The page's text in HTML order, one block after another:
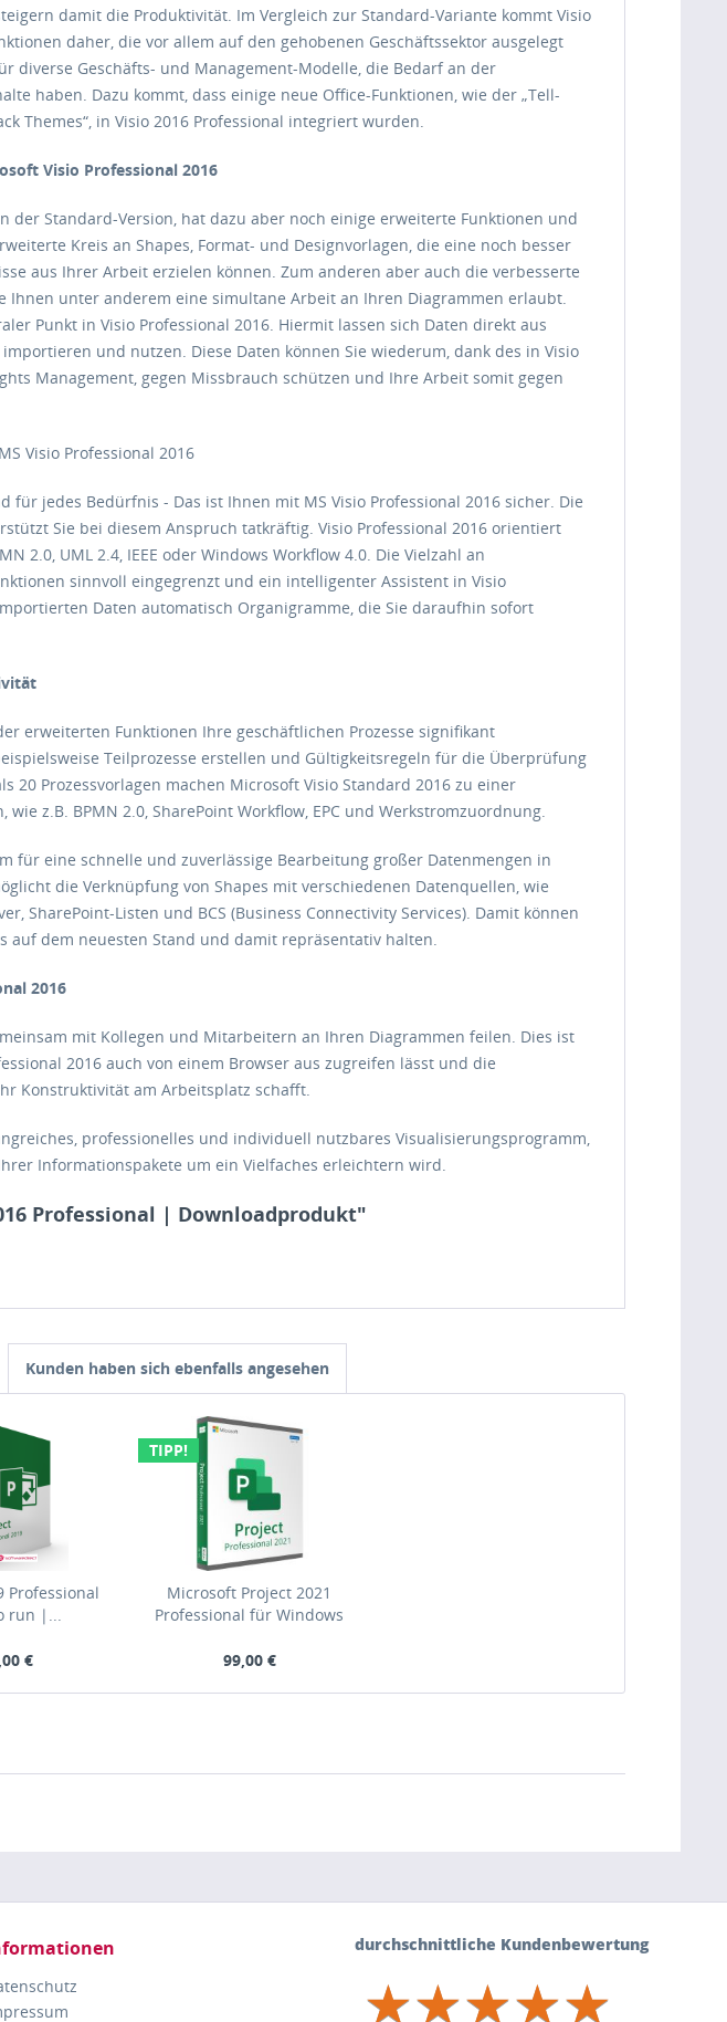
damit die Produktivität. Im Vergleich zur Standard-Variante kommt Visio
daher, die vor allem auf den gehobenen Geschäftssektor ausgelegt
diverse Geschäfts- und Management-Modelle, die Bedarf an der
haben. Dazu kommt, dass einige neue Office-Funktionen, wie der „Tell-
Themes“, in Visio 2016 Professional integriert wurden.
Visio Professional 2016
der Standard-Version, hat dazu aber noch einige erweiterte Funktionen und
Kreis an Shapes, Format- und Designvorlagen, die eine noch besser
aus Ihrer Arbeit erzielen können. Zum anderen aber auch die verbesserte
Ihnen unter anderem eine simultane Arbeit an Ihren Diagrammen erlaubt.
Punkt in Visio Professional 2016. Hiermit lassen sich Daten direkt aus
und nutzen. Diese Daten können Sie wiederum, dank des in Visio
Management, gegen Missbrauch schützen und Ihre Arbeit somit gegen
Visio Professional 2016
für jedes Bedürfnis - Das ist Ihnen mit MS Visio Professional 2016 sicher. Die
Sie bei diesem Anspruch tatkräftig. Visio Professional 2016 orientiert
2.0, UML 2.4, IEEE oder Windows Workflow 4.0. Die Vielzahl an
sinnvoll eingegrenzt und ein intelligenter Assistent in Visio
Daten automatisch Organigramme, die Sie daraufhin sofort
erweiterten Funktionen Ihre geschäftlichen Prozesse signifikant
Teilprozesse erstellen und Gültigkeitsregeln für die Überprüfung
20 Prozessvorlagen machen Microsoft Visio Standard 2016 zu einer
z.B. BPMN 2.0, SharePoint Workflow, EPC und Werkstromzuordnung.
für eine schnelle und zuverlässige Bearbeitung großer Datenmengen in
die Verknüpfung von Shapes mit verschiedenen Datenquellen, wie
SharePoint-Listen und BCS (Business Connectivity Services). Damit können
auf dem neuesten Stand und damit repräsentativ halten.
2016
mit Kollegen und Mitarbeitern an Ihren Diagrammen feilen. Dies ist
2016 auch von einem Browser aus zugreifen lässt und die
Konstruktivität am Arbeitsplatz schafft.
professionelles und individuell nutzbares Visualisierungsprogramm,
Informationspakete um ein Vielfaches erleichtern wird.
Professional | Downloadprodukt"
Kunden haben sich ebenfalls angesehen
Professional
run |...
€
TIPP!
Microsoft Project 2021
Professional für Windows
99,00 €
durchschnittliche Kundenbewertung
★★★★★
★★★★★